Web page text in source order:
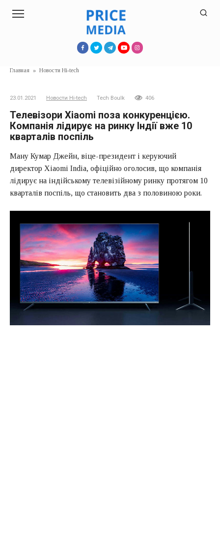
Главная » Новости Hi-tech
23.01.2021 Новости Hi-tech Tech Boulk 406
Телевізори Xiaomi поза конкуренцією.
Компанія лідирує на ринку Індії вже 10
кварталів поспіль
Ману Кумар Джейн, віце-президент і керуючий
директор Xiaomi India, офіційно оголосив, що компанія
лідирує на індійському телевізійному ринку протягом 10
кварталів поспіль, що становить два з половиною роки.